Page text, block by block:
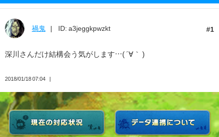
1
禍鬼 ID: a3jeggkpwzkt
深川さんだけ結構会う気がします…( ´∀｀ )
2018/01/18 07:04